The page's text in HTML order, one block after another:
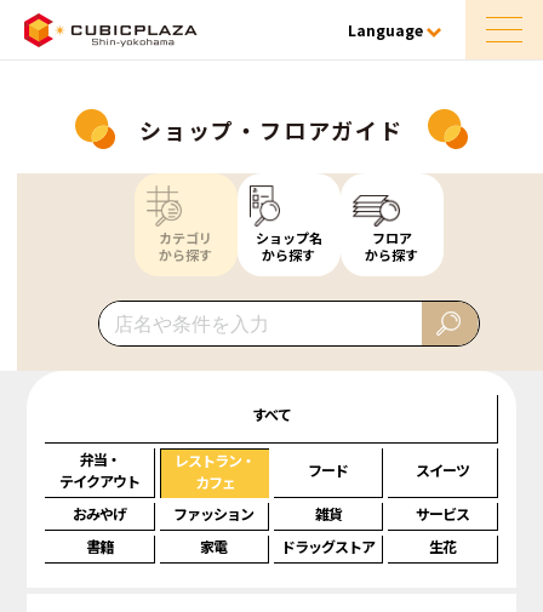
Language
ショップ・フロアガイド
カテゴリ
から探す
ショップ名
から探す
フロア
から探す
すべて
弁当・
テイクアウト
レストラン・
カフェ
フード スイーツ
おみやげ ファッション 雑貨
サービス
書籍
家電 ドラッグストア 生花